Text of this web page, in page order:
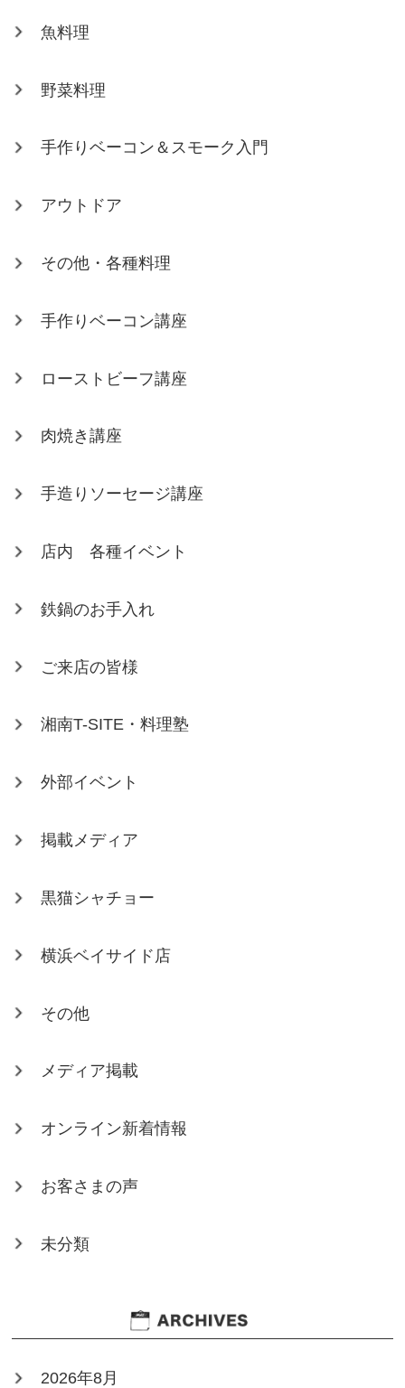
魚料理
野菜料理
手作りベーコン＆スモーク入門
アウトドア
その他・各種料理
手作りベーコン講座
ローストビーフ講座
肉焼き講座
手造りソーセージ講座
店内 各種イベント
鉄鍋のお手入れ
ご来店の皆様
湘南T-SITE・料理塾
外部イベント
掲載メディア
黒猫シャチョー
横浜ベイサイド店
その他
メディア掲載
オンライン新着情報
お客さまの声
未分類
2026年8月